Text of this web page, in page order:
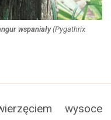
wspaniały(Pygathrix
wysoce